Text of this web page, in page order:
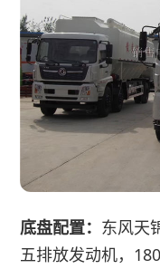
底盘配置： 东风天
五排放发动机，